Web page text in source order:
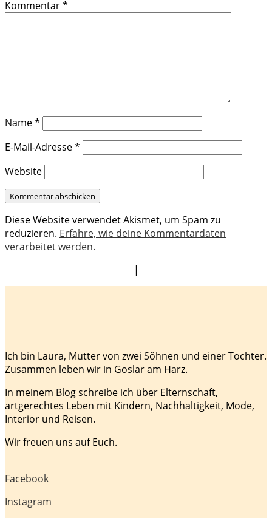
Kommentar*
Name*
E-Mail-Adresse*
Website
Diese Website verwendet Akismet, um Spam zu
reduzieren. Erfahre, wie deine Kommentardaten
verarbeitet werden.
|
Ich bin Laura, Mutter von zwei Söhnen und einer Tochter.
Zusammen leben wir in Goslar am Harz.
In meinem Blog schreibe ich über Elternschaft,
artgerechtes Leben mit Kindern, Nachhaltigkeit, Mode,
Interior und Reisen.
Wir freuen uns auf Euch.
Facebook
Instagram